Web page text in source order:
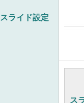
スライド設定
ス